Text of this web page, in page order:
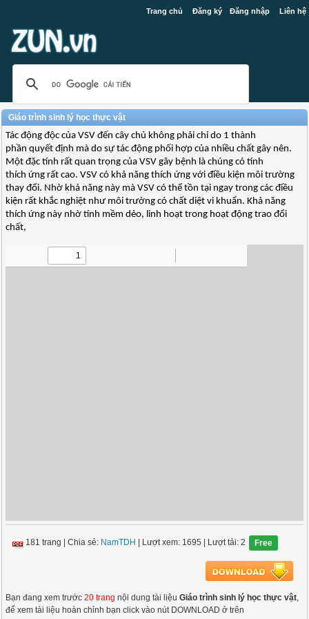
Trang chủ Đăng ký Đăng nhập Liên hệ
Giáo trình sinh lý học thực vật
Tác động độc của VSV đến cây chủ không phải chỉ do 1 thành
phần quyết định mà do sự tác động phối hợp của nhiều chất gây nên.
Một đặc tính rất quan trọng của VSV gây bệnh là chúng có tính
thích ứng rất cao. VSV có khả năng thích ứng với điều kiện môi trường
thay đổi. Nhờ khả năng này mà VSV có thể tồn tại ngay trong các điều
kiện rất khắc nghiệt như môi trường có chất diệt vi khuẩn. Khả năng
thích ứng này nhờ tính mềm dẻo, linh hoạt trong hoạt động trao đổi
chất,
181 trang |Chia sẻ: NamTDH | Lượt xem: 1695 | Lượt tải: 2 Free
Bạn đang xem trước20 trang nội dung tài liệuGiáo trình sinh lý học thực vật,
để xem tài liệu hoàn chỉnh bạn click vào nút DOWNLOAD ở trên